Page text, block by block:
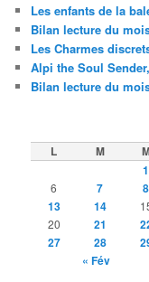
Les enfants de la
Bilan lecture du
Les Charmes
Alpi the Soul
Bilan lecture du
L M
1
6
7 8
13
14
20
21
27 28
« Fév